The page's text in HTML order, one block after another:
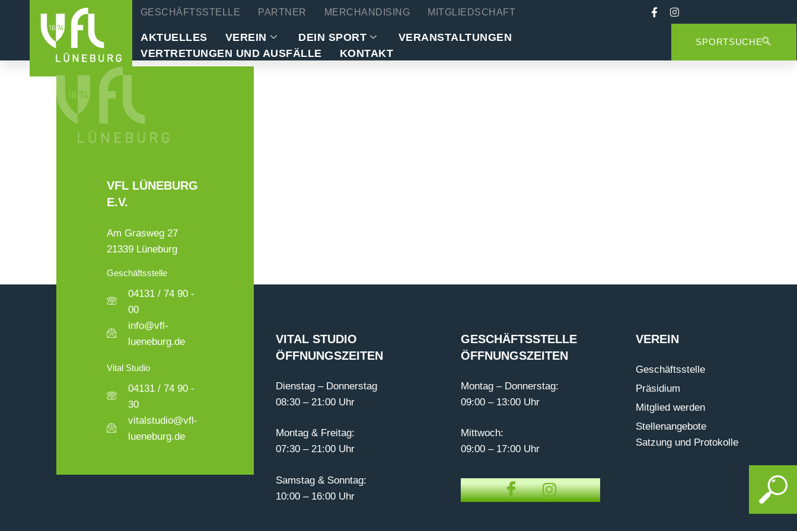
GESCHÄFTSSTELLE PARTNER MERCHANDISING MITGLIEDSCHAFT
AKTUELLES VEREIN DEIN SPORT
VERANSTALTUNGEN
VERTRETUNGEN UND AUSFÄLLE
KONTAKT
SPORTSUCHE
VFL LÜNEBURG
E.V.
Am Grasweg 27
21339 Lüneburg
Geschäftsstelle
04131 / 74 90 -
00
info@vfl-
lueneburg.de
Vital Studio
04131 / 74 90 -
30
vitalstudio@vfl-
lueneburg.de
VITAL STUDIO
ÖFFNUNGSZEITEN
Dienstag – Donnerstag
08:30 – 21:00 Uhr
Montag & Freitag:
07:30 – 21:00 Uhr
Samstag & Sonntag:
10:00 – 16:00 Uhr
GESCHÄFTSSTELLE
ÖFFNUNGSZEITEN
Montag – Donnerstag:
09:00 – 13:00 Uhr
Mittwoch:
09:00 – 17:00 Uhr
VEREIN
Geschäftsstelle
Präsidium
Mitglied werden
Stellenangebote
Satzung und Protokolle